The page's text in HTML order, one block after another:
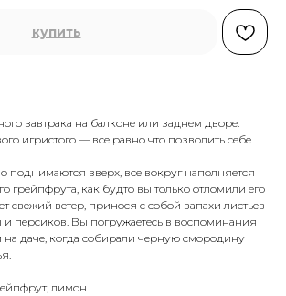
купить
завтрака на балконе или заднем дворе.
игристого — все равно что позволить себе
поднимаются вверх, все вокруг наполняется
грейпфрута, как будто вы только отломили его
свежий ветер, принося с собой запахи листьев
персиков. Вы погружаетесь в воспоминания
на даче, когда собирали черную смородину
лимон